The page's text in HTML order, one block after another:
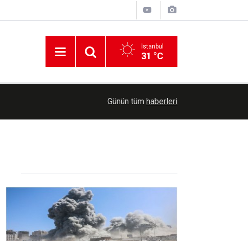
İstanbul
31 °C
şekilde kapatılıyor
Günün tüm haberleri